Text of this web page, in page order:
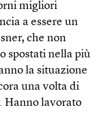
migliori
a essere un
che non
spostati nella più
la situazione
una volta di
Hanno lavorato